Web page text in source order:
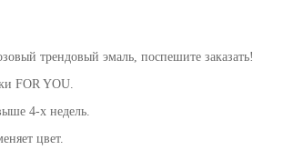
трендовый эмаль, поспешите заказать!
FOR YOU.
4-х недель.
цвет.